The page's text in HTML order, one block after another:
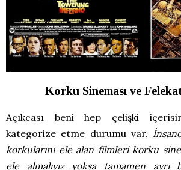
Korku Sineması ve
Açıkcası beni hep çelişki
kategorize etme durumu var.
korkularını ele alan filmleri korku
ele almalıyız yoksa tamamen